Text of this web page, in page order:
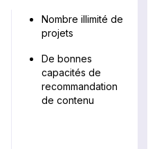
Nombre illimité de
projets
De bonnes
capacités de
recommandation
de contenu